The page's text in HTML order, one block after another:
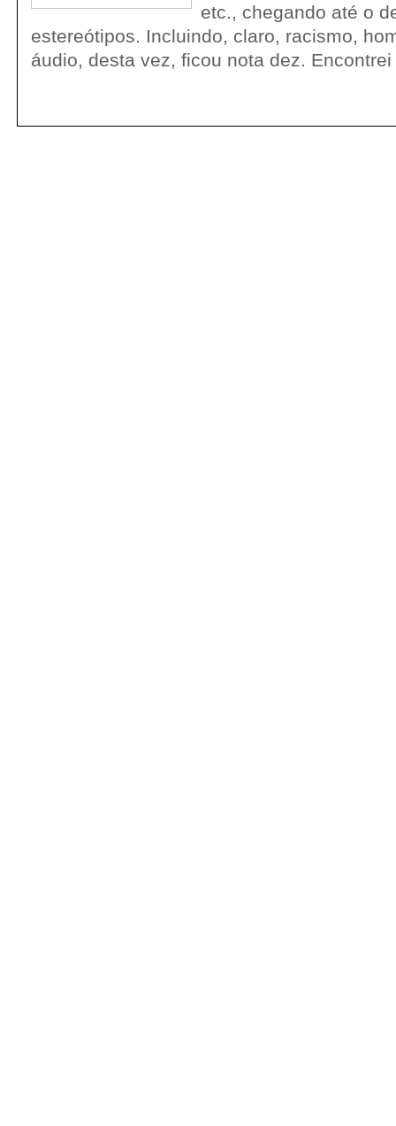
etc., chegando até o
estereótipos. Incluindo, claro, racismo,
áudio, desta vez, ficou nota dez.